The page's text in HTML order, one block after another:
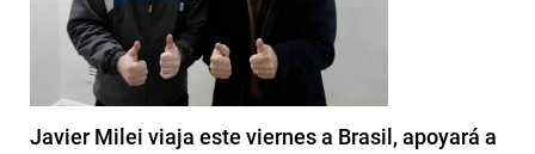
Javier Milei viaja este viernes a Brasil, apoyará a